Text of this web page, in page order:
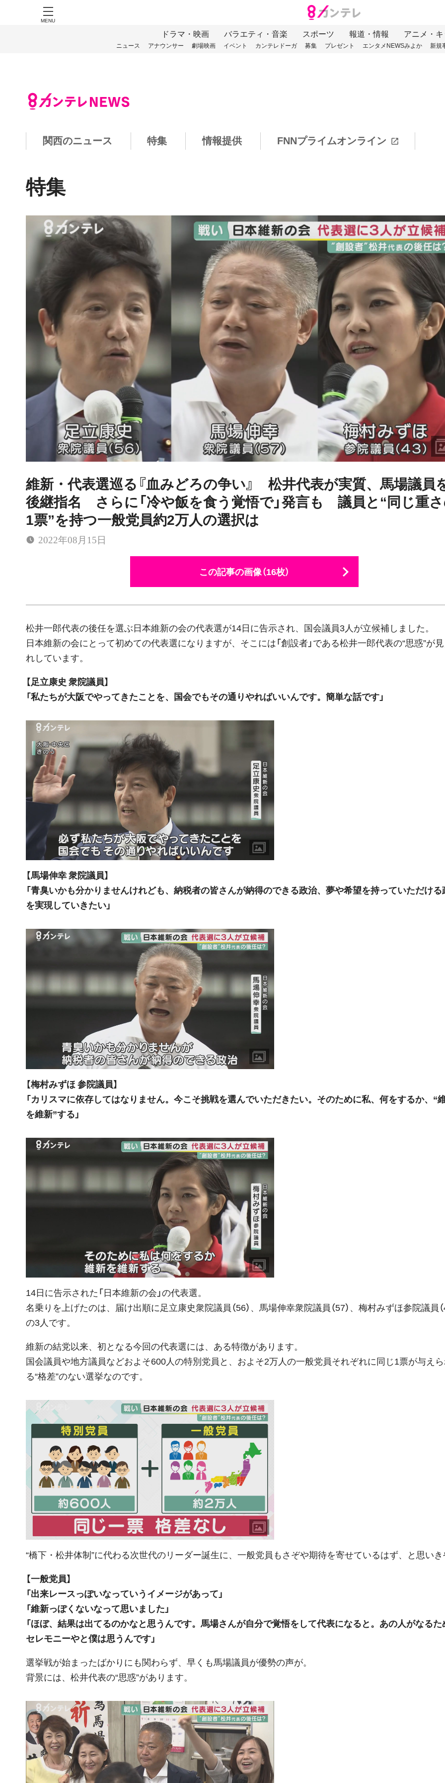
MENU
ドラマ・映画 バラエティ・音楽 スポーツ 報道・情報 アニメ・
ニュース アナウンサー 劇場映画 イベント カンテレドーガ 募集 プレゼント エンタメNEWSみよか 新規
関西のニュース 特集 情報提供 FNNプライムオンライン
特集
維新・代表選巡る『血みどろの争い』 松井代表が実質、馬場議員
後継指名 さらに「冷や飯を食う覚悟で」発言も 議員と“同じ重
1票”を持つ一般党員約2万人の選択は
2022年08月15日
この記事の画像（16枚）
松井一郎代表の後任を選ぶ日本維新の会の代表選が14日に告示され、国会議員3人が立候補しました。
日本維新の会にとって初めての代表選になりますが、そこには「創設者」である松井一郎代表の“思惑”が
れしています。
【足立康史 衆院議員】
「私たちが大阪でやってきたことを、国会でもその通りやればいいんです。簡単な話です」
【馬場伸幸 衆院議員】
「青臭いかも分かりませんけれども、納税者の皆さんが納得のできる政治、夢や希望を持っていただける
を実現していきたい」
【梅村みずほ 参院議員】
「カリスマに依存してはなりません。今こそ挑戦を選んでいただきたい。そのために私、何をするか、“
を維新”する」
14日に告示された「日本維新の会」の代表選。
名乗りを上げたのは、届け出順に足立康史衆院議員（56）、馬場伸幸衆院議員（57）、梅村みずほ参院議員（
の3人です。
維新の結党以来、初となる今回の代表選には、ある特徴があります。
国会議員や地方議員などおよそ600人の特別党員と、およそ2万人の一般党員それぞれに同じ1票が与え
る“格差”のない選挙なのです。
“橋下・松井体制”に代わる次世代のリーダー誕生に、一般党員もさぞや期待を寄せているはず、と思い
【一般党員】
「出来レースっぽいなっていうイメージがあって」
「維新っぽくないなって思いました」
「ほぼ、結果は出てるのかなと思うんです。馬場さんが自分で覚悟をして代表になると。あの人がなるた
セレモニーやと僕は思うんです」
選挙戦が始まったばかりにも関わらず、早くも馬場議員が優勢の声が。
背景には、松井代表の“思惑”があります。